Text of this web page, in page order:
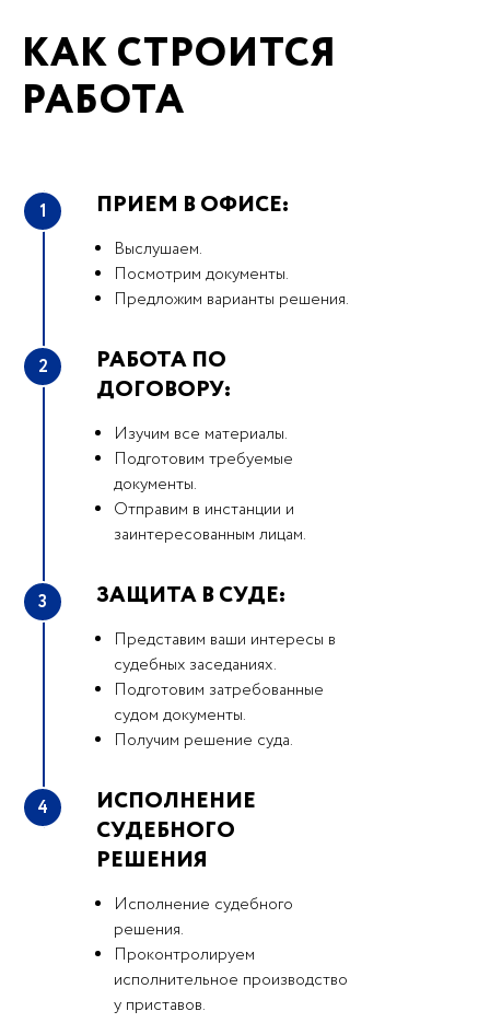
КАК СТРОИТСЯ
РАБОТА
1 ПРИЕМ В ОФИСЕ:
Выслушаем.
Посмотрим документы.
Предложим варианты решения.
2
РАБОТА ПО
ДОГОВОРУ:
Изучим все материалы.
Подготовим требуемые
документы.
Отправим в инстанции и
заинтересованным лицам.
3 ЗАЩИТА В СУДЕ:
Представим ваши интересы в
судебных заседаниях.
Подготовим затребованные
судом документы.
Получим решение суда.
4
ИСПОЛНЕНИЕ
СУДЕБНОГО
РЕШЕНИЯ
Исполнение судебного
решения.
Проконтролируем
исполнительное производство
у приставов.